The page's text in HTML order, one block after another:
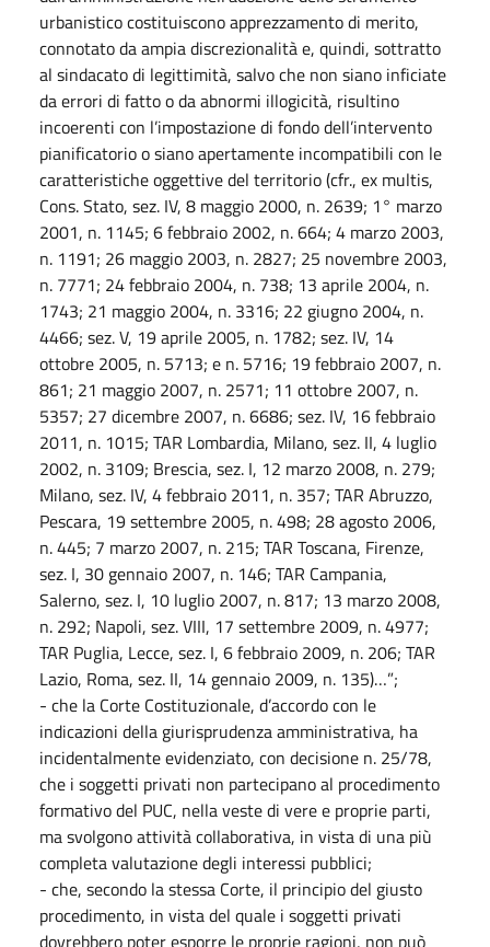
urbanistico costituiscono apprezzamento di merito,
connotato da ampia discrezionalità e, quindi, sottratto
al sindacato di legittimità, salvo che non siano inficiate
da errori di fatto o da abnormi illogicità, risultino
incoerenti con l’impostazione di fondo dell’intervento
pianificatorio o siano apertamente incompatibili con le
caratteristiche oggettive del territorio (cfr., ex multis,
Cons. Stato, sez. IV, 8 maggio 2000, n. 2639; 1° marzo
2001, n. 1145; 6 febbraio 2002, n. 664; 4 marzo 2003,
n. 1191; 26 maggio 2003, n. 2827; 25 novembre 2003,
n. 7771; 24 febbraio 2004, n. 738; 13 aprile 2004, n.
1743; 21 maggio 2004, n. 3316; 22 giugno 2004, n.
4466; sez. V, 19 aprile 2005, n. 1782; sez. IV, 14
ottobre 2005, n. 5713; e n. 5716; 19 febbraio 2007, n.
861; 21 maggio 2007, n. 2571; 11 ottobre 2007, n.
5357; 27 dicembre 2007, n. 6686; sez. IV, 16 febbraio
2011, n. 1015; TAR Lombardia, Milano, sez. II, 4 luglio
2002, n. 3109; Brescia, sez. I, 12 marzo 2008, n. 279;
Milano, sez. IV, 4 febbraio 2011, n. 357; TAR Abruzzo,
Pescara, 19 settembre 2005, n. 498; 28 agosto 2006,
n. 445; 7 marzo 2007, n. 215; TAR Toscana, Firenze,
sez. I, 30 gennaio 2007, n. 146; TAR Campania,
Salerno, sez. I, 10 luglio 2007, n. 817; 13 marzo 2008,
n. 292; Napoli, sez. VIII, 17 settembre 2009, n. 4977;
TAR Puglia, Lecce, sez. I, 6 febbraio 2009, n. 206; TAR
Lazio, Roma, sez. II, 14 gennaio 2009, n. 135)…”;
- che la Corte Costituzionale, d’accordo con le
indicazioni della giurisprudenza amministrativa, ha
incidentalmente evidenziato, con decisione n. 25/78,
che i soggetti privati non partecipano al procedimento
formativo del PUC, nella veste di vere e proprie parti,
ma svolgono attività collaborativa, in vista di una più
completa valutazione degli interessi pubblici;
- che, secondo la stessa Corte, il principio del giusto
procedimento, in vista del quale i soggetti privati
dovrebbero poter esporre le proprie ragioni, non può